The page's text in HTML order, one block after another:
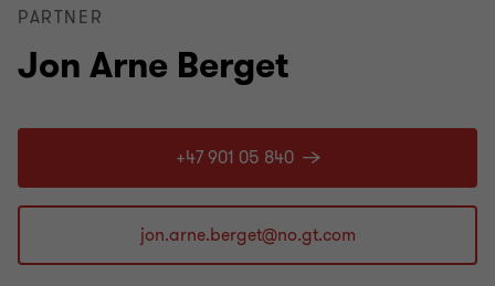
Jon Arne Berget
PARTNER
+47 901 05 840